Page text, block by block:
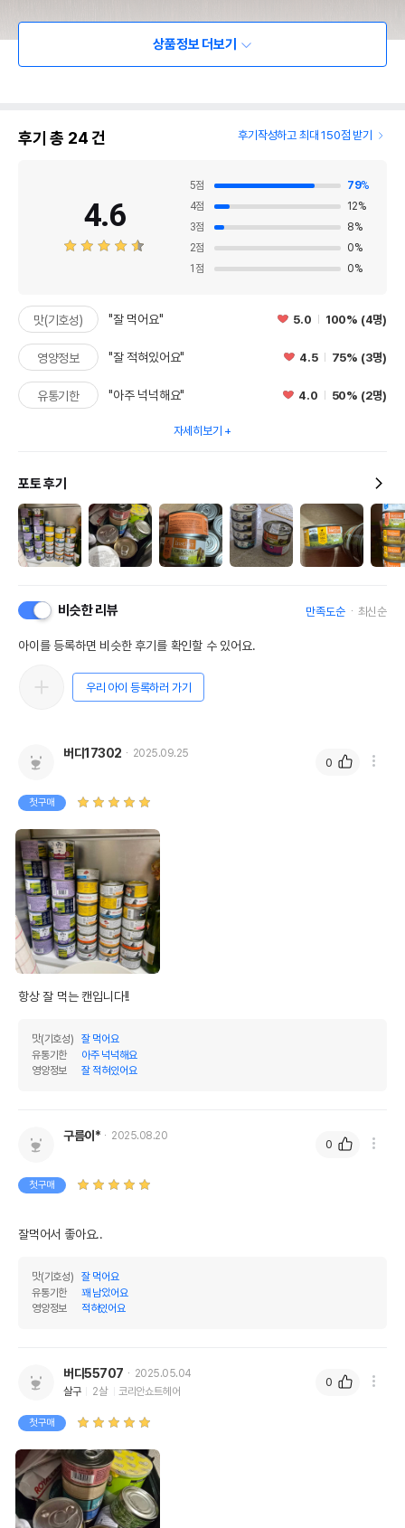
상품정보 더보기
후기 총 24건 후기작성하고 최대 150점 받기
4.6
5점 79%
4점 12%
3점 8%
2점 0%
1 점 0%
맛(기호성) "잘 먹어요" 5.0 100% (4명)
영양정보 "잘 적혀있어요" 4.5 75% (3명)
유통기한 "아주 넉넉해요" 4.0 50% (2명)
자세히보기
포토 후기
비슷한 리뷰 만족도순 최신순
아이를 등록하면 비슷한 후기를 확인할 수 있어요.
우리 아이 등록하러 가기
버디17302 2025.09.25
첫구매
항상 잘 먹는 캔입니다!!
맛(기호성)
잘 먹어요
유통기한
아주 넉넉해요
영양정보
잘 적혀있어요
0
구름이* 2025.08.20
첫구매
잘먹어서 좋아요..
맛(기호성)
잘 먹어요
유통기한
꽤 남았어요
영양정보
적혀있어요
0
버디55707
2025.05.04
살구
2살 코리안쇼트헤어
첫구매
0